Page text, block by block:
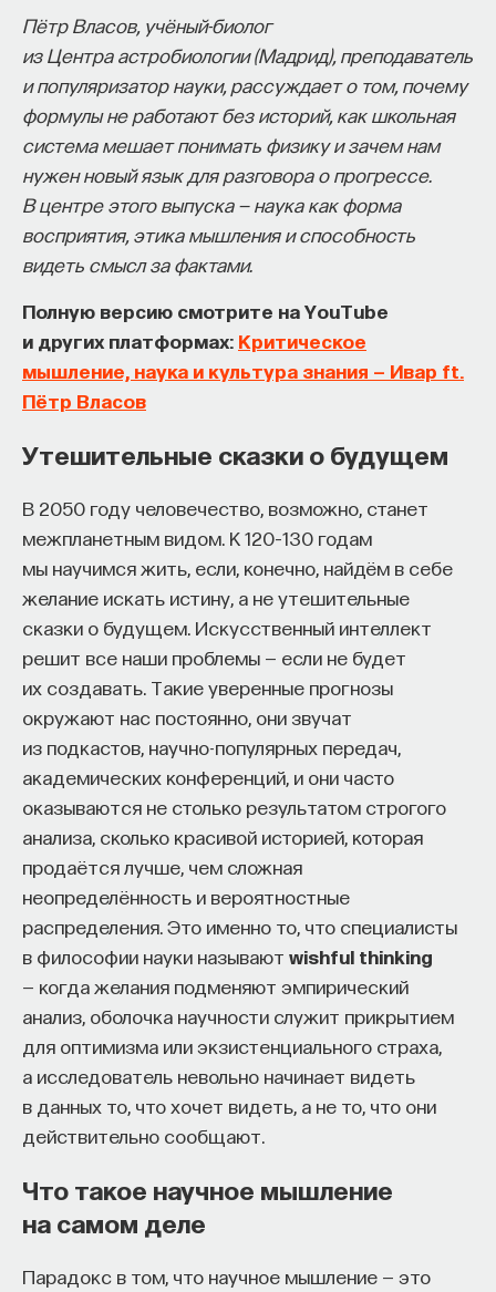
Пётр Власов, учёный-биолог
из Центра астробиологии (Мадрид), преподаватель
и популяризатор науки, рассуждает о том, почему
формулы не работают без историй, как школьная
система мешает понимать физику и зачем нам
нужен новый язык для разговора о прогрессе.
В центре этого выпуска — наука как форма
восприятия, этика мышления и способность
видеть смысл за фактами.
Полную версию смотрите на YouTube
и других платформах: Критическое
мышление, наука и культура знания — Ивар ft.
Пётр Власов
Утешительные сказки о будущем
В 2050 году человечество, возможно, станет
межпланетным видом. К 120–130 годам
мы научимся жить, если, конечно, найдём в себе
желание искать истину, а не утешительные
сказки о будущем. Искусственный интеллект
решит все наши проблемы — если не будет
их создавать. Такие уверенные прогнозы
окружают нас постоянно, они звучат
из подкастов, научно-популярных передач,
академических конференций, и они часто
оказываются не столько результатом строгого
анализа, сколько красивой историей, которая
продаётся лучше, чем сложная
неопределённость и вероятностные
распределения. Это именно то, что специалисты
в философии науки называют wishful thinking
— когда желания подменяют эмпирический
анализ, оболочка научности служит прикрытием
для оптимизма или экзистенциального страха,
а исследователь невольно начинает видеть
в данных то, что хочет видеть, а не то, что они
действительно сообщают.
Что такое научное мышление
на самом деле
Парадокс в том, что научное мышление — это
собственное будущее, почему результаты
образования раскрываются на длинной дистанции,
и что на самом деле должен уметь студент,
выходящий в сложный и быстро меняющийся мир.
А еще — почему ИИ не стоит просто запрещать,
как использовать его для диалога, и зачем
университету учить не только знаниям, но и самой
практике мышления и коммуникации.
Основатель ПостНауки Ивар Максутов запускает
проект Naukka Talents.
Это глобальная экосистема для поиска и найма
Engineering, Mathematics) в самые амбициозные
вы занимаетесь биоинформатикой, молекулярной
биологией, ИИ или другими наукоемкими
дисциплинами, проект поможет вам найти место
в командах, меняющих индустрию.
Как стать участником:
Заполнить анкету кандидата
Посмотреть текущие вакансии
Образование работает дольше,
чем кажется
«Тема кажется простой: мы определяем цели,
движемся к ним — и дальше все должно
работать. Но в реальности с целеполаганием все
намного сложнее. Проблема не только
во временном разрыве, когда результат должен
проявиться через несколько лет. Ключевой
эффект образования не раскрывается в тот
что получил в университете. Если задуматься, как
речь идет не о нескольких годах,
а о десятилетиях».
У университета четыре цели